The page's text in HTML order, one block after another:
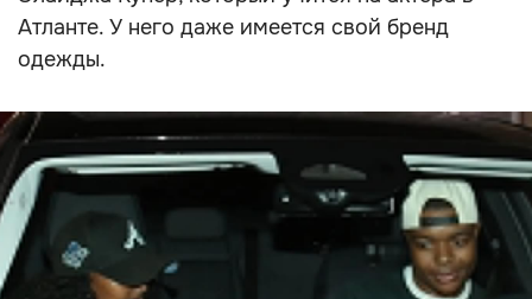
Атланте. У него даже имеется свой бренд
одежды.